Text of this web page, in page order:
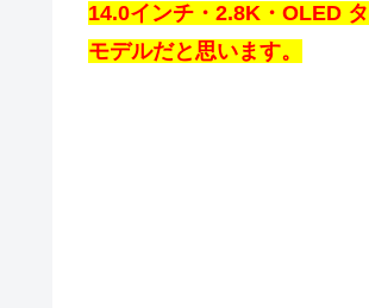
14.0インチ・2.8K・OLED
モデルだと思います。